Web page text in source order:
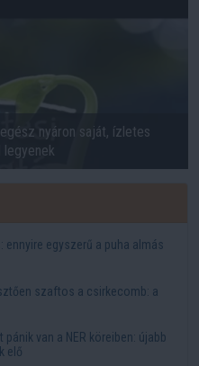
nyáron saját, ízletes
ennyire egyszerű a puha almás
szaftos a csirkecomb: a
van a NER köreiben: újabb
elő